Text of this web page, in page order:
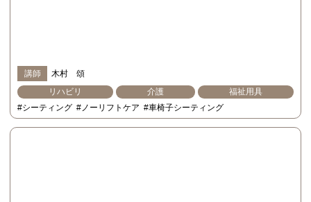
講師
木村 頌
リハビリ
介護
福祉用具
#シーティング #ノーリフトケア #車椅子シーティング